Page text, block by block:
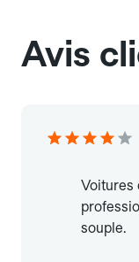
Avis
Voitures
souple.